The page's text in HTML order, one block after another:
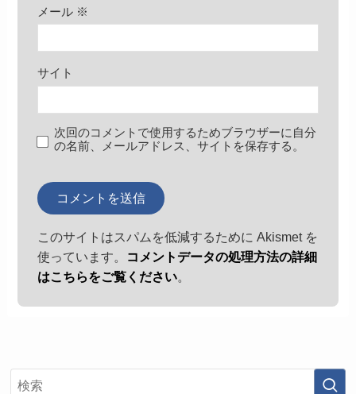
メール ※
サイト
次回のコメントで使用するためブラウザーに自分
の名前、メールアドレス、サイトを保存する。
このサイトはスパムを低減するために Akismet を
使っています。
コメントデータの処理方法の詳細
はこちらをご覧ください。